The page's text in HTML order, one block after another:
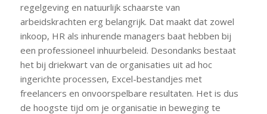
regelgeving en natuurlijk schaarste van
arbeidskrachten erg belangrijk. Dat maakt dat zowel
inkoop, HR als inhurende managers baat hebben bij
een professioneel inhuurbeleid. Desondanks bestaat
het bij driekwart van de organisaties uit ad hoc
ingerichte processen, Excel-bestandjes met
freelancers en onvoorspelbare resultaten. Het is dus
de hoogste tijd om je organisatie in beweging te